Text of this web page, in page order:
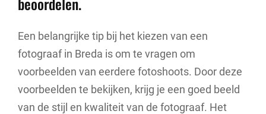
Een belangrijke tip bij het kiezen van een
fotograaf in Breda is om te vragen om
voorbeelden van eerdere fotoshoots. Door deze
voorbeelden te bekijken, krijg je een goed beeld
van de stijl en kwaliteit van de fotograaf. Het